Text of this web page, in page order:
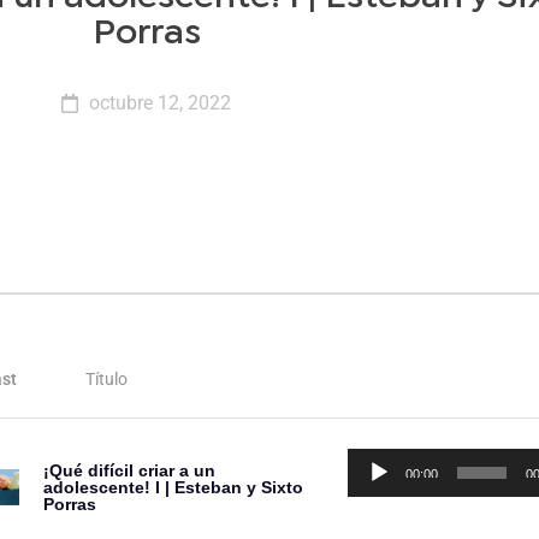
Porras
octubre 12, 2022
Título
¡Qué difícil criar a un
adolescente! I | Esteban y Sixto
Porras
Reproductor
00:00